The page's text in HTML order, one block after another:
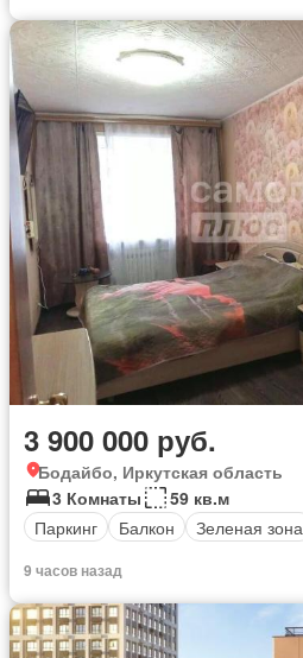
3 900 000 руб.
Бодайбо, Иркутская область
3 Комнаты
59 кв.м
Паркинг
Балкон Зеленая зона
9 часов назад